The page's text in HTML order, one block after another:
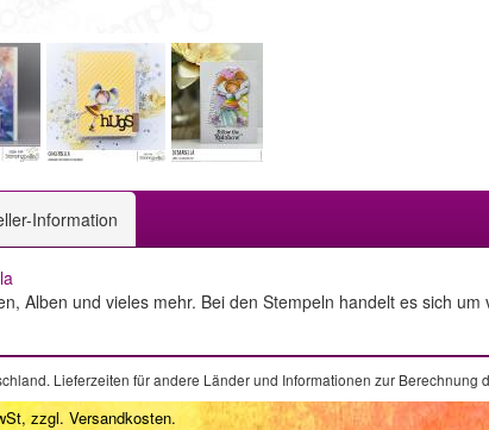
Information
Alben und vieles mehr. Bei den Stempeln handelt es sich
Lieferzeiten für andere Länder und Informationen zur Berechnung
zzgl. Versandkosten.